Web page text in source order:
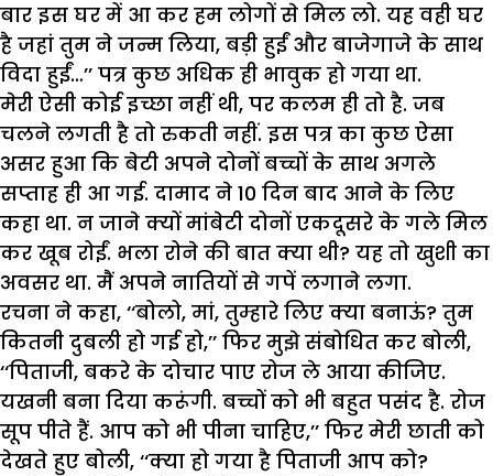
बार इस घर में आ कर हम लोगों से मिल लो. यह वही घर
है जहां तुम ने जन्म लिया, बड़ी हुईं और बाजेगाजे के साथ
विदा हुईं…’’ पत्र कुछ अधिक ही भावुक हो गया था.
मेरी ऐसी कोई इच्छा नहीं थी, पर कलम ही तो है. जब
चलने लगती है तो रुकती नहीं. इस पत्र का कुछ ऐसा
असर हुआ कि बेटी अपने दोनों बच्चों के साथ अगले
सप्ताह ही आ गई. दामाद ने 10 दिन बाद आने के लिए
कहा था. न जाने क्यों मांबेटी दोनों एकदूसरे के गले मिल
कर खूब रोईं. भला रोने की बात क्या थी? यह तो खुशी का
अवसर था. मैं अपने नातियों से गपें लगाने लगा.
रचना ने कहा, ‘‘बोलो, मां, तुम्हारे लिए क्या बनाऊं? तुम
कितनी दुबली हो गई हो,’’ फिर मुझे संबोधित कर बोली,
‘‘पिताजी, बकरे के दोचार पाए रोज ले आया कीजिए.
यखनी बना दिया करूंगी. बच्चों को भी बहुत पसंद है. रोज
सूप पीते हैं. आप को भी पीना चाहिए,’’ फिर मेरी छाती को
देखते हुए बोली, ‘‘क्या हो गया है पिताजी आप को?